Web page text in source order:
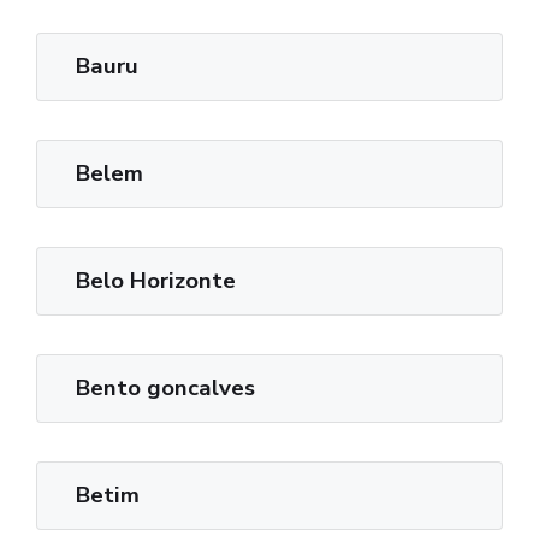
Bauru
Belem
Belo Horizonte
Bento goncalves
Betim